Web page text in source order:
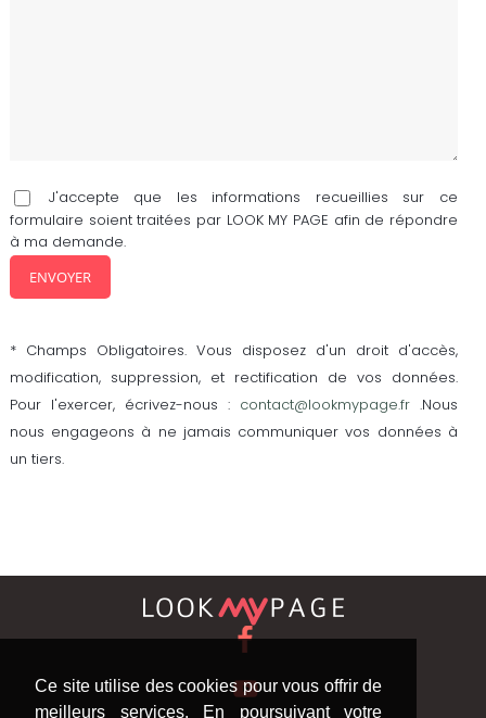
Ce site utilise des cookies pour vous offrir de
meilleurs services. En poursuivant votre
J'accepte que les informations recueillies sur ce
formulaire soient traitées par LOOK MY PAGE afin de répondre
à ma demande.
* Champs Obligatoires. Vous disposez d'un droit d'accès,
modification, suppression, et rectification de vos données.
Pour l'exercer, écrivez-nous : contact@lookmypage.fr.Nous
nous engageons à ne jamais communiquer vos données à
un tiers.